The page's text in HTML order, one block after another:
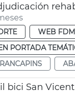
WEB FDM
PORTADA
bici San